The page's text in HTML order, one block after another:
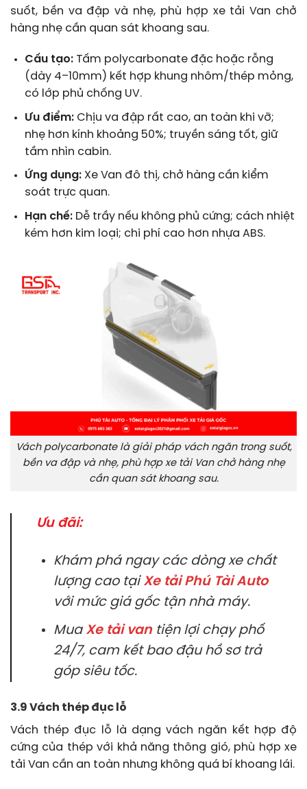
suốt, bền va đập và nhẹ, phù hợp xe tải Van chở
hàng nhẹ cần quan sát khoang sau.
Cấu tạo:Tấm polycarbonate đặc hoặc rỗng
(dày 4–10mm) kết hợp khung nhôm/thép mỏng,
có lớp phủ chống UV.
Ưu điểm:Chịu va đập rất cao, an toàn khi vỡ;
nhẹ hơn kính khoảng 50%; truyền sáng tốt, giữ
tầm nhìn cabin.
Ứng dụng:Xe Van đô thị, chở hàng cần kiểm
soát trực quan.
Hạn chế:Dễ trầy nếu không phủ cứng; cách nhiệt
kém hơn kim loại; chi phí cao hơn nhựa ABS.
Vách polycarbonate là giải pháp vách ngăn trong suốt,
bền va đập và nhẹ, phù hợp xe tải Van chở hàng nhẹ
cần quan sát khoang sau.
Ưu đãi:
Khám phá ngay các dòng xe chất
lượng cao tại Xe tải Phú Tài Auto
với mức giá gốc tận nhà máy.
Mua Xe tải vantiện lợi chạy phố
24/7, cam kết bao đậu hồ sơ trả
góp siêu tốc.
3.9 Vách thép đục lỗ
Vách thép đục lỗ là dạng vách ngăn kết hợp độ
cứng của thép với khả năng thông gió, phù hợp xe
tải Van cần an toàn nhưng không quá bí khoang lái.